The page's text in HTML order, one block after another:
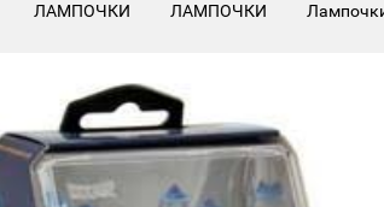
ЛАМПОЧКИ ЛАМПОЧКИ